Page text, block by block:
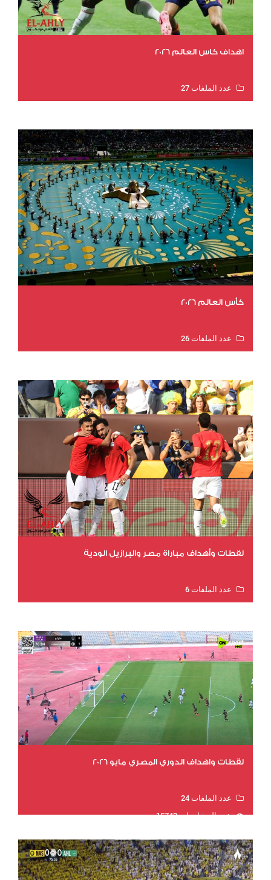
اهداف كاس العالم 2026
عدد الملفات 27
كأس العالم 2026
عدد الملفات 26
لقطات وأهداف مباراة مصر والبرازيل الودية
عدد الملفات 6
لقطات واهداف الدوري المصري مايو 2026
عدد الملفات 24
عدد المشاهدات 15743